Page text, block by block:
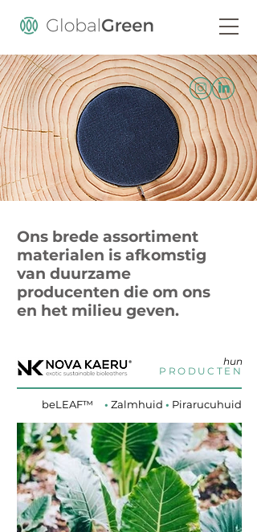
Ons brede assortiment
materialen is afkomstig
van duurzame
producenten die om ons
en het milieu geven.
hun
PRODUCTEN
beLEAF™ • Zalmhuid • Pirarucuhuid